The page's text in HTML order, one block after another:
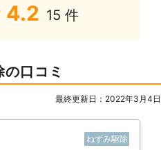
4.2 15 件
口コミ
最終更新日：2022年3月4日
ねずみ駆除